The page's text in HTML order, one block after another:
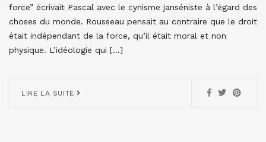
force” écrivait Pascal avec le cynisme janséniste à l’égard des
choses du monde. Rousseau pensait au contraire que le droit
était indépendant de la force, qu’il était moral et non
physique. L’idéologie qui […]
LIRE LA SUITE